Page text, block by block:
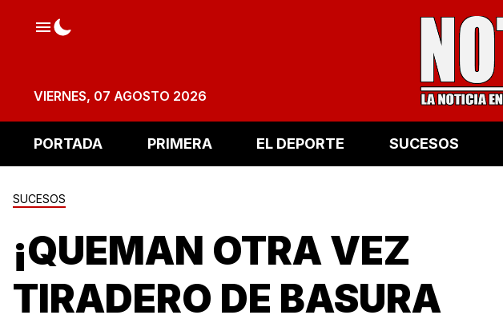
VIERNES, 07 AGOSTO 2026
PORTADA PRIMERA EL DEPORTE SUCESOS
SUCESOS
¡QUEMAN OTRA VEZ
TIRADERO DE BASURA